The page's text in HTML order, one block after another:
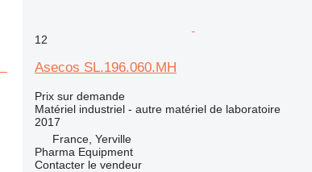
12
Asecos SL.196.060.MH
Prix sur demande
Matériel industriel - autre matériel de laboratoire
2017
France, Yerville
Pharma Equipment
Contacter le vendeur